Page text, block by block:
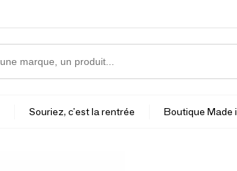
Souriez, c'est la rentrée Boutique Made